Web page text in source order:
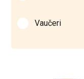
Vaučeri